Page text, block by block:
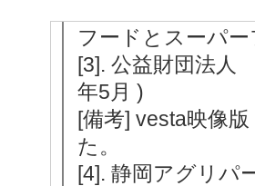
フードとスーパ
[3]. 公益財団法人
年5月 )
[備考] vesta映像
た。
[4]. 静岡アグリパ